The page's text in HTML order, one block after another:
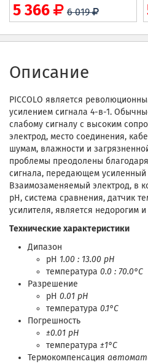
5 366 6 019
Описание
PICCOLO является
усилением сигнала 4-в-1.
слабому сигналу с высоким
электрод, место соединения,
шумам, влажности и
проблемы преодолены
сигнала, передающем усиленный
Взаимозаменяемый электрод, в
рН, система сравнения, датчик
усилителя, является недорогим
Технические характеристики
Дипазон
pH 1.00 : 13.00 pH
температура 0.0 : 70.0°C
Разрешение
pH 0.01 pH
температура 0.1°C
Погрешность
±0.01 pH
температура ±1°C
Термокомпенсация